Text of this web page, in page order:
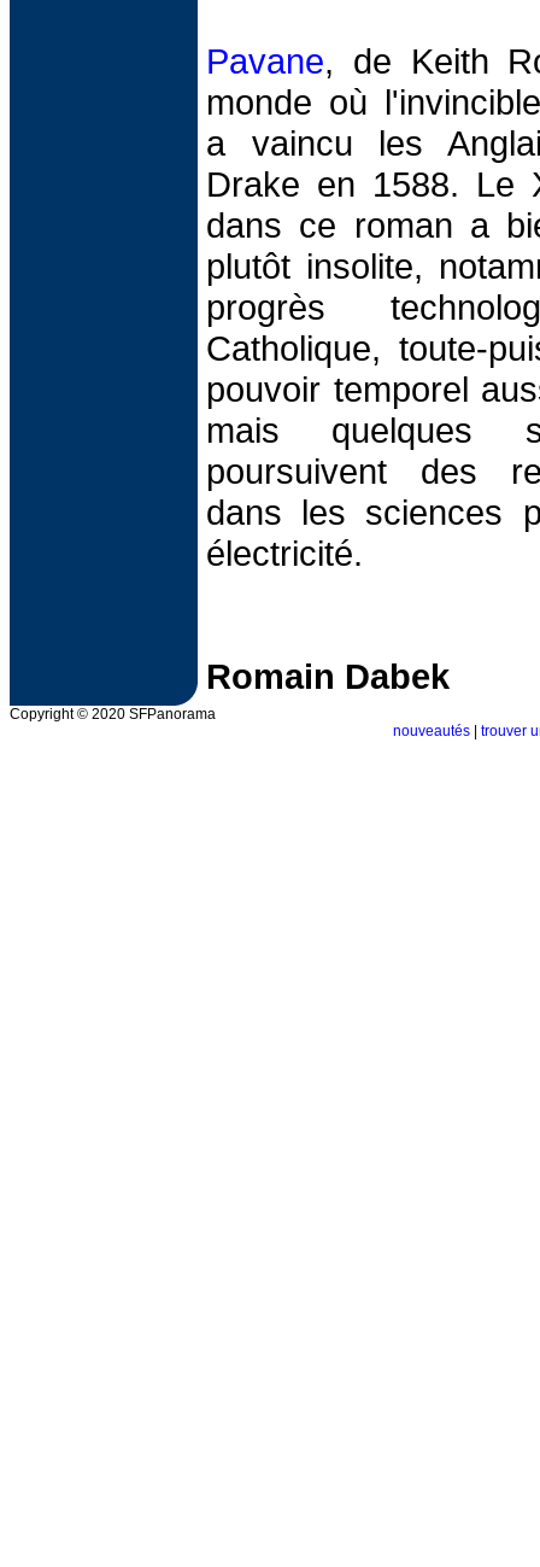
Pavane, de Keith
monde où
a vaincu les
Drake en 1588. Le
dans ce roman a
plutôt insolite,
progrès
Catholique, toute-
pouvoir temporel
mais quelques
poursuivent des
dans les sciences
électricité.
Romain Dabek
Copyright © 2020 SFPanorama
nouveautés
trouver